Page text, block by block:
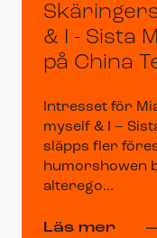
& I - Sista
på China
Intresset för
myself & I –
släpps fler
humorshowen
alterego...
Läs mer